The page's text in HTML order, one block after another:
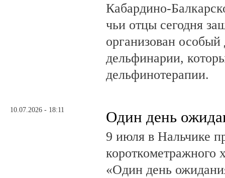
Кабардино-
чьи отцы сегодня
организован
дельфинарии,
дельфинотерапии.
10.07.2026 - 18:11 Один день
9 июля в Нальчике
короткометражного
«Один день